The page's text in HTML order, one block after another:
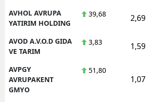
AVHOL AVRUPA
YATIRIM HOLDING
39,68 2,69
AVOD A.V.O.D GIDA
VE TARIM
3,83 1,59
AVPGY
AVRUPAKENT
GMYO
51,80
1,07